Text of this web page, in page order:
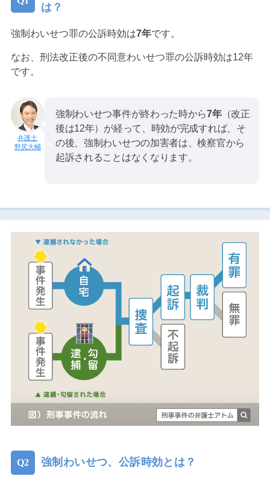
は？
強制わいせつ罪の公訴時効は7年です。
なお、刑法改正後の不同意わいせつ罪の公訴時効は12年
です。
野尻大輔
強制わいせつ事件が終わった時から7年（改正
後は12年）が経って、時効が完成すれば、そ
の後、強制わいせつの加害者は、検察官から
起訴されることはなくなります。
強制わいせつ、公訴時効とは？